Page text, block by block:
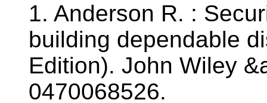
1. Anderson R. :
building dependable
Edition). John Wiley
0470068526.